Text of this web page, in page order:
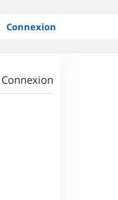
Connexion
Connexion